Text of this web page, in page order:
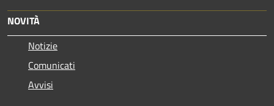
NOVITÀ
Notizie
Comunicati
Avvisi